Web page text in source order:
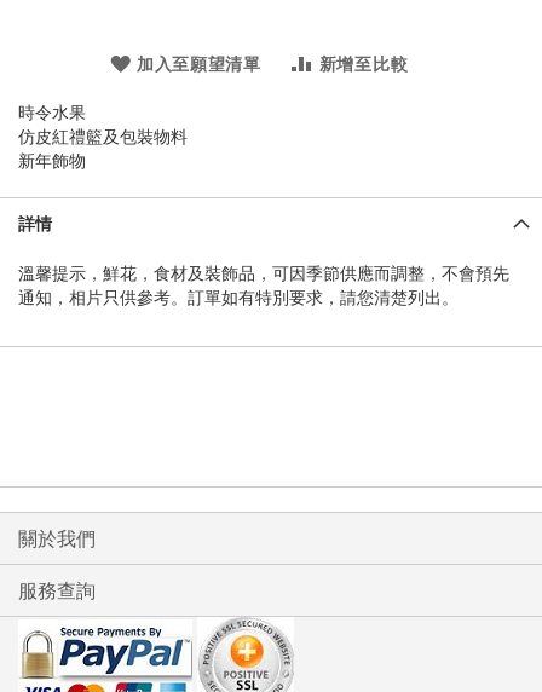
加入至願望清單 新增至比較
時令水果
仿皮紅禮籃及包裝物料
新年飾物
詳情
溫馨提示，鮮花，食材及裝飾品，可因季節供應而調整，不會預先
通知，相片只供參考。訂單如有特別要求，請您清楚列出。
關於我們
服務查詢